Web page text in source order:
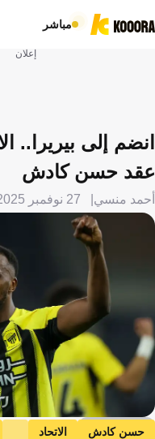
مباشر
إعلان
انضم إلى بيريرا..
عقد حسن كادش
أحمد منسي 27 نوفمبر 2025
Getty Images
حسن كادش الاتحاد